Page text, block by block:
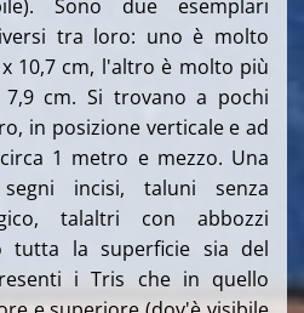
Sono due esemplari
tra loro: uno è molto
10,7 cm, l'altro è molto più
cm. Si trovano a pochi
in posizione verticale e ad
1 metro e mezzo. Una
incisi, taluni senza
talaltri con abbozzi
tutta la superficie sia del
i Tris che in quello